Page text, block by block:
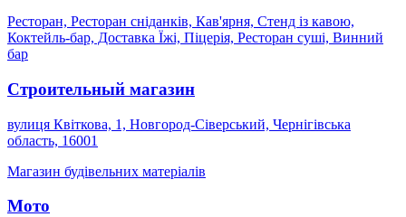
Ресторан, Ресторан сніданків, Кав'ярня, Стенд із кавою,
Коктейль-бар, Доставка Їжі, Піцерія, Ресторан суші, Винний
бар
Строительный магазин
вулиця Квіткова, 1, Новгород-Сіверський, Чернігівська
область, 16001
Магазин будівельних матеріалів
Мото